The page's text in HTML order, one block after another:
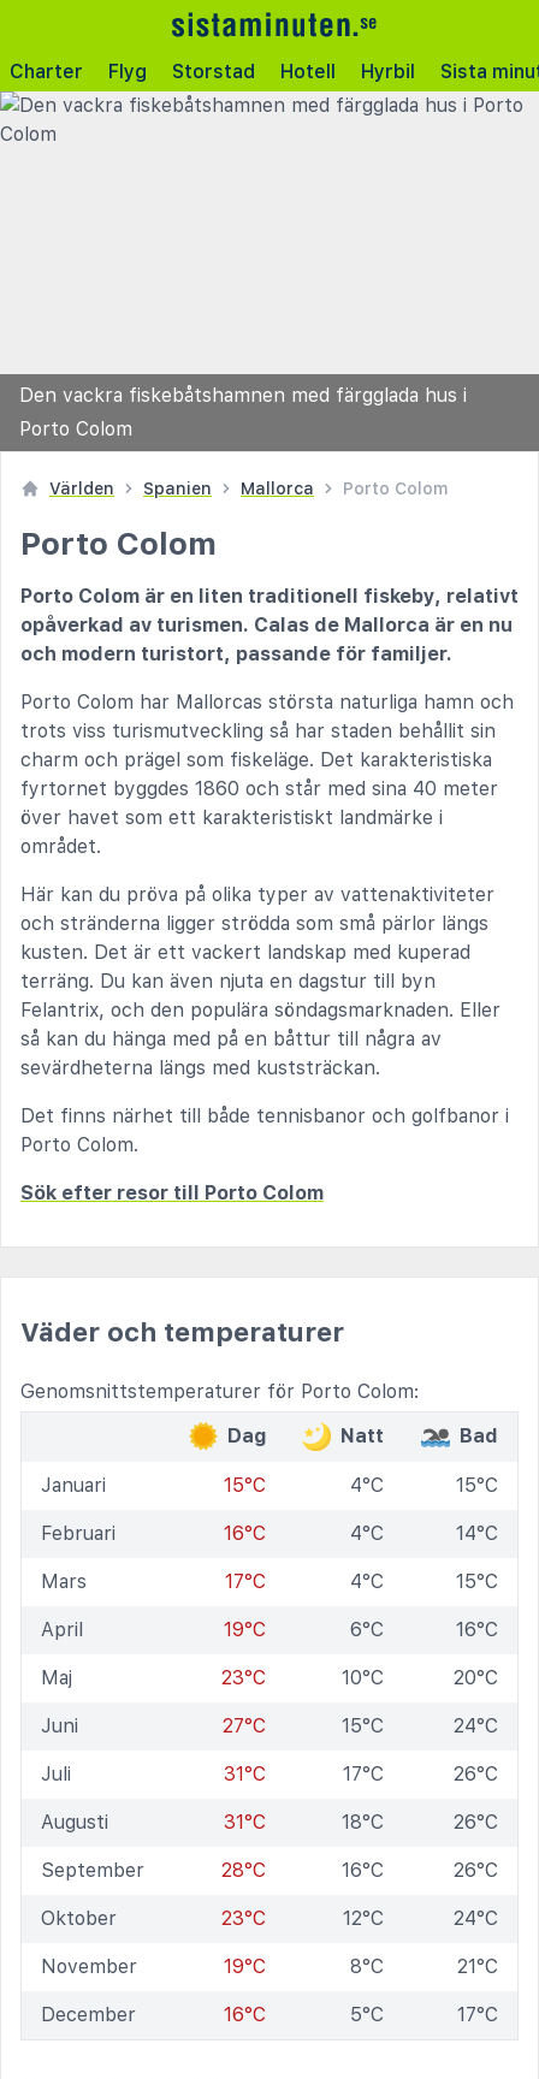
Charter Flyg Storstad Hotell Hyrbil Sista
Den vackra fiskebåtshamnen med färgglada hus i
Porto Colom
Världen Spanien Mallorca Porto Colom
Porto Colom
Porto Colom är en liten traditionell fiskeby, relativt
opåverkad av turismen. Calas de Mallorca är en nu
och modern turistort, passande för familjer.
Porto Colom har Mallorcas största naturliga hamn och
trots viss turismutveckling så har staden behållit sin
charm och prägel som fiskeläge. Det karakteristiska
fyrtornet byggdes 1860 och står med sina 40 meter
över havet som ett karakteristiskt landmärke i
området.
Här kan du pröva på olika typer av vattenaktiviteter
och stränderna ligger strödda som små pärlor längs
kusten. Det är ett vackert landskap med kuperad
terräng. Du kan även njuta en dagstur till byn
Felantrix, och den populära söndagsmarknaden. Eller
så kan du hänga med på en båttur till några av
sevärdheterna längs med kuststräckan.
Det finns närhet till både tennisbanor och golfbanor i
Porto Colom.
Sök efter resor till Porto Colom
Väder och temperaturer
Genomsnittstemperaturer för Porto Colom:
Dag
Natt Bad
Januari 15°C 4°C 15°C
Februari 16°C 4°C 14°C
Mars 17°C 4°C 15°C
April 19°C 6°C 16°C
Maj 23°C 10°C 20°C
Juni 27°C 15°C 24°C
Juli 31°C 17°C 26°C
Augusti 31°C 18°C 26°C
September 28°C 16°C 26°C
Oktober 23°C 12°C 24°C
November 19°C 8°C 21°C
December 16°C 5°C 17°C